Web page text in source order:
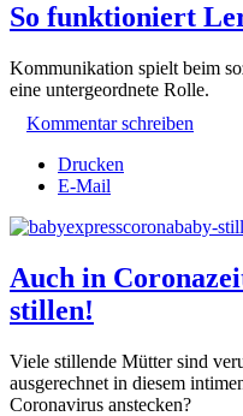
So funktioniert
Kommunikation spielt beim
eine untergeordnete Rolle.
Kommentar schreiben
Drucken
E-Mail
Auch in
stillen!
Viele stillende Mütter sind
ausgerechnet in diesem
Coronavirus anstecken?